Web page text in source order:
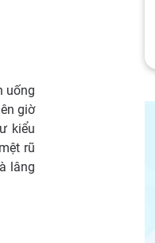
uống
giờ
kiểu
rũ
lâng